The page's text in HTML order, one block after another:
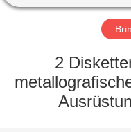
FABRIK-
2